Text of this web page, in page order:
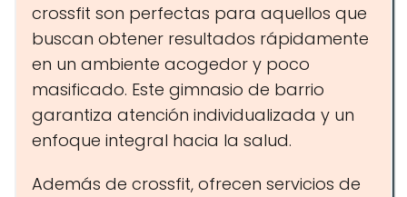
crossfit son perfectas para aquellos que
buscan obtener resultados rápidamente
en un ambiente acogedor y poco
masificado. Este gimnasio de barrio
garantiza atención individualizada y un
enfoque integral hacia la salud.
Además de crossfit, ofrecen servicios de